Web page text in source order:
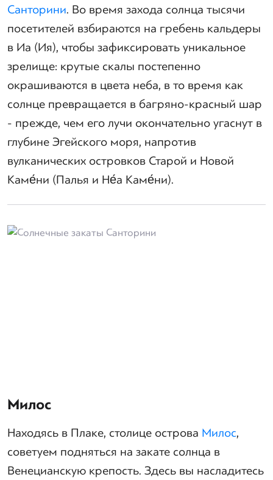
Санторини. Во время захода солнца тысячи
посетителей взбираются на гребень кальдеры
в Иа (Ия), чтобы зафиксировать уникальное
зрелище: крутые скалы постепенно
окрашиваются в цвета неба, в то время как
солнце превращается в багряно-красный шар
- прежде, чем его лучи окончательно угаснут в
глубине Эгейского моря, напротив
вулканических островков Старой и Новой
Каме́ни (Палья и Не́а Каме́ни).
Милос
Находясь в Плаке, столице острова Милос,
советуем подняться на закате солнца в
Венецианскую крепость. Здесь вы насладитесь